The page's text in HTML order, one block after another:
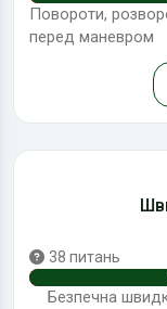
Повороти,
перед маневром
38 питань
Безпечна